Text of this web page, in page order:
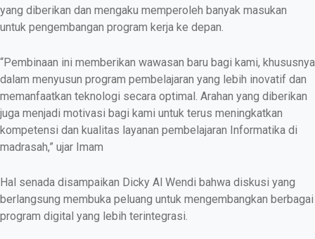
yang diberikan dan mengaku memperoleh banyak masukan
untuk pengembangan program kerja ke depan.
“Pembinaan ini memberikan wawasan baru bagi kami, khususnya
dalam menyusun program pembelajaran yang lebih inovatif dan
memanfaatkan teknologi secara optimal. Arahan yang diberikan
juga menjadi motivasi bagi kami untuk terus meningkatkan
kompetensi dan kualitas layanan pembelajaran Informatika di
madrasah,” ujar Imam
Hal senada disampaikan Dicky Al Wendi bahwa diskusi yang
berlangsung membuka peluang untuk mengembangkan berbagai
program digital yang lebih terintegrasi.